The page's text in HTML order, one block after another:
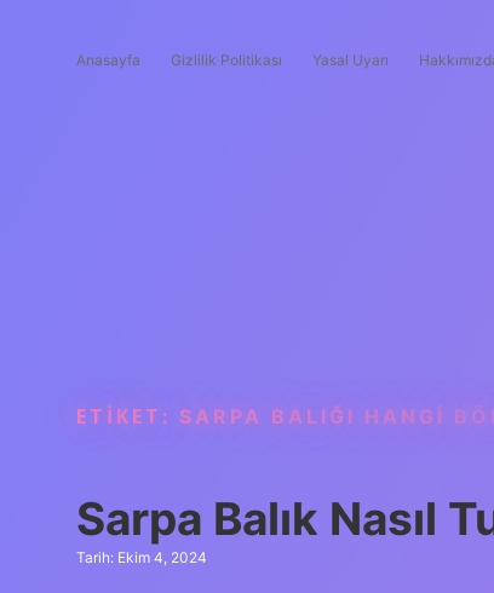
Anasayfa Gizlilik Politikası Yasal Uyarı
ETIKET: SARPA BALIĞI HANGI
Sarpa Balık Nasıl
Tarih: Ekim 4, 2024